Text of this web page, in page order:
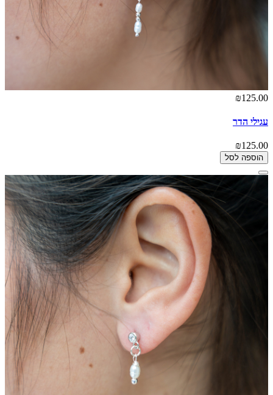
₪125.00
עגילי הדר
₪125.00
הוספה לסל